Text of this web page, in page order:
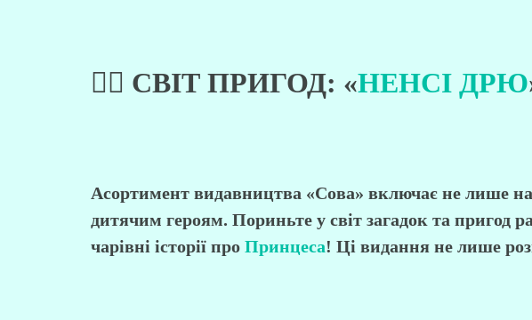
🕵️‍♀️ СВІТ ПРИГОД: «НЕНСІ ДРЮ
Асортимент видавництва «Сова» включає не лише
дитячим героям. Пориньте у світ загадок та пригод
чарівні історії про Принцеса! Ці видання не лише